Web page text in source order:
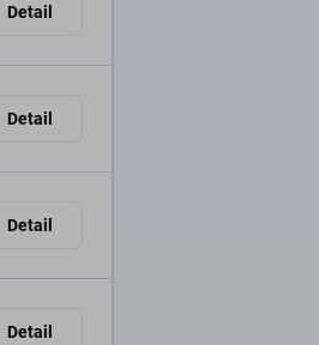
Detail
Detail
Detail
Detail